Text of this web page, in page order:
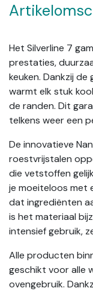
Het Silverline 7
prestaties,
keuken. Dankzij
warmt elk stuk
de randen. Dit
telkens weer een
De innovatieve
roestvrijstalen
die vetstoffen
je moeiteloos met
dat ingrediënten
is het materiaal
intensief gebruik,
Alle producten
geschikt voor alle
ovengebruik.